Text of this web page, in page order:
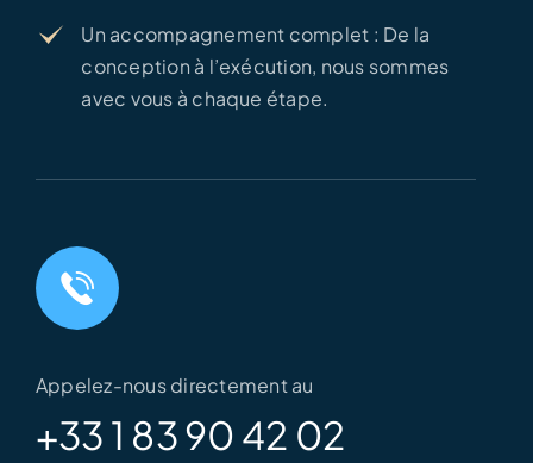
Un accompagnement complet : De la
conception à l’exécution, nous sommes
avec vous à chaque étape.
Appelez-nous directement au
+33 1 83 90 42 02